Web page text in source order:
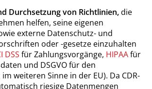
Durchsetzung von Richtlinien,die
helfen, seine eigenen
externe Datenschutz- und
oder -gesetze einzuhalten
DSS für Zahlungsvorgänge, HIPAAfür
und DSGVO für den
weiteren Sinne in der EU). Da CDR-
riesige Datenmengen